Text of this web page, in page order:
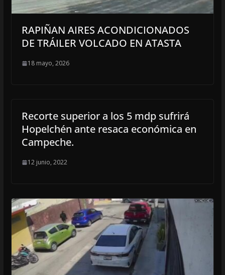
RAPIÑAN AIRES ACONDICIONADOS
DE TRÁILER VOLCADO EN ATASTA
18 mayo, 2026
Recorte superior a los 5 mdp sufrirá
Hopelchén ante resaca económica en
Campeche.
12 junio, 2022